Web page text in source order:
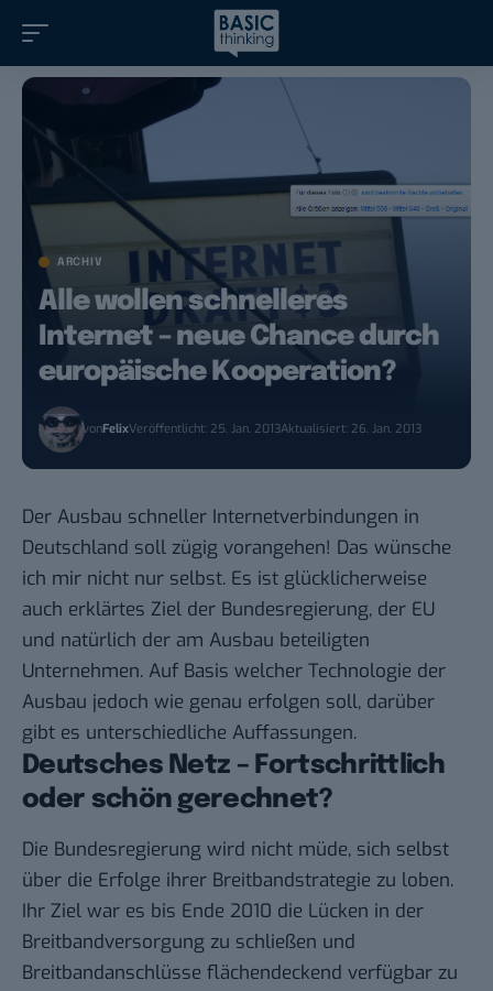
ARCHIV
Alle wollen schnelleres
Internet – neue Chance durch
europäische Kooperation?
vonFelixVeröffentlicht: 25. Jan. 2013Aktualisiert: 26. Jan. 2013
Der Ausbau schneller Internetverbindungen in
Deutschland soll zügig vorangehen! Das wünsche
ich mir nicht nur selbst. Es ist glücklicherweise
auch erklärtes Ziel der Bundesregierung, der EU
und natürlich der am Ausbau beteiligten
Unternehmen. Auf Basis welcher Technologie der
Ausbau jedoch wie genau erfolgen soll, darüber
gibt es unterschiedliche Auffassungen.
Deutsches Netz – Fortschrittlich
oder schön gerechnet?
Die Bundesregierung wird nicht müde, sich selbst
über die Erfolge ihrer Breitbandstrategie zu loben.
Ihr Ziel war es bis Ende 2010 die Lücken in der
Breitbandversorgung zu schließen und
Breitbandanschlüsse flächendeckend verfügbar zu